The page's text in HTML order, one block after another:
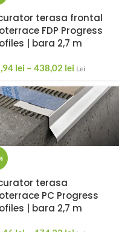
terasa frontal
FDP Progress
| bara 2,7 m
lei – 438,02 lei Lei
terasa
PC Progress
| bara 2,7 m